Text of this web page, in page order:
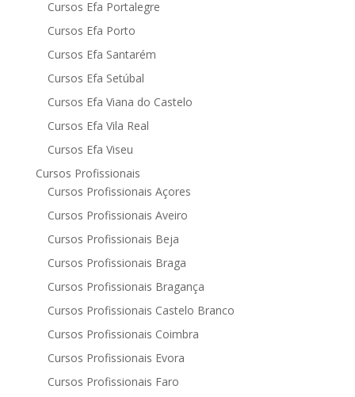
Cursos Efa Portalegre
Cursos Efa Porto
Cursos Efa Santarém
Cursos Efa Setúbal
Cursos Efa Viana do Castelo
Cursos Efa Vila Real
Cursos Efa Viseu
Cursos Profissionais
Cursos Profissionais Açores
Cursos Profissionais Aveiro
Cursos Profissionais Beja
Cursos Profissionais Braga
Cursos Profissionais Bragança
Cursos Profissionais Castelo Branco
Cursos Profissionais Coimbra
Cursos Profissionais Evora
Cursos Profissionais Faro